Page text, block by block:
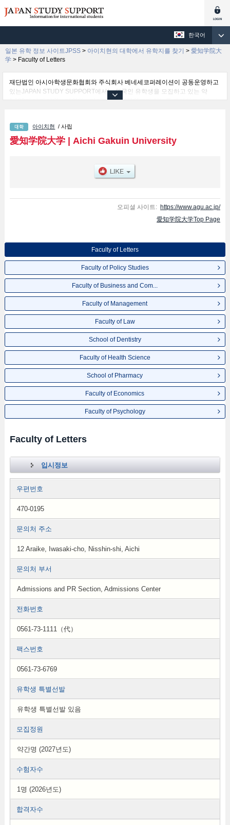
한국어
일본 유학 정보 사이트JPSS > 아이치현의 대학에서 유학지를 찾기 > 愛知学院大
学 > Faculty of Letters
재단법인 아시아학생문화협회와 주식회사 베네세코퍼레이션이 공동운영하고
있는JAPAN STUDY SUPPORT에서는 외국인 유학생을 모집하고 있는 약
1,300여 개의 대학・대학원・단기대학・전문학교의 정보를 게재하고 있습니
Letters 학부및Faculty of Policy Studies 학부및Faculty of Business and
Commerce 학부및Faculty of Management 학부및Faculty of Law 학부및
School of Dentistry 학부및Faculty of Health Science 학부및School of
의 학부별 정보, 모집정원과 합격자수 등의 입시정보, 시설안내, 교통정보 등 외
국인 유학생에게 유익하고 필요한 정보를 게재하고 있으므로 많이 이용해 주시
아이치현 / 사립
愛知学院大学| Aichi Gakuin University
오피셜 사이트: https://www.agu.ac.jp/
愛知学院大学Top Page
Faculty of Letters
Faculty of Policy Studies
Faculty of Business and Com...
Faculty of Management
Faculty of Law
School of Dentistry
Faculty of Health Science
School of Pharmacy
Faculty of Economics
Faculty of Psychology
Faculty of Letters
입시정보
우편번호
470-0195
문의처 주소
12 Araike, Iwasaki-cho, Nisshin-shi, Aichi
문의처 부서
Admissions and PR Section, Admissions Center
전화번호
0561-73-1111（代）
팩스번호
0561-73-6769
유학생 특별선발
유학생 특별선발 있음
모집정원
약간명 (2027년도)
수험자수
1명 (2026년도)
합격자수